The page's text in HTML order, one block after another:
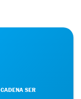
CADENA SER